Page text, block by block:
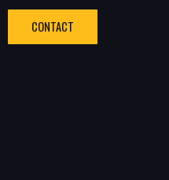
CONTACT